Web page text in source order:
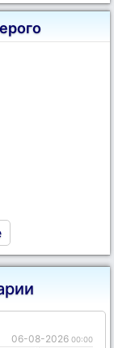
06-08-2026 00:00